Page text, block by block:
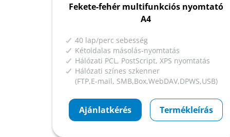
Fekete-fehér multifunkciós nyomtató
A4
40 lap/perc sebesség
Kétoldalas másolás-nyomtatás
Hálózati PCL, PostScript, XPS nyomtatás
Hálózati színes szkenner
(FTP,E-mail, SMB,Box,WebDAV,DPWS,USB)
Ajánlatkérés Termékleírás